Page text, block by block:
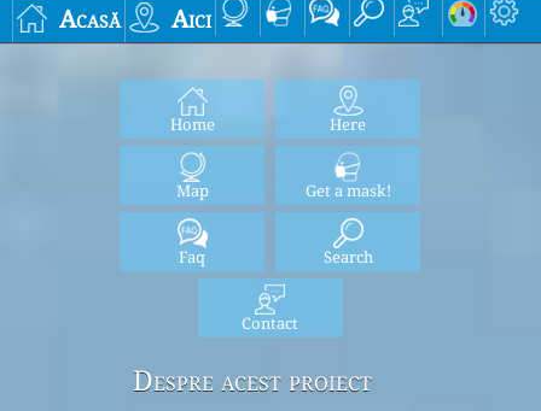
Acasă Aici
Home Here
Map Get a mask!
Faq Search
Contact
Despre acest proiect